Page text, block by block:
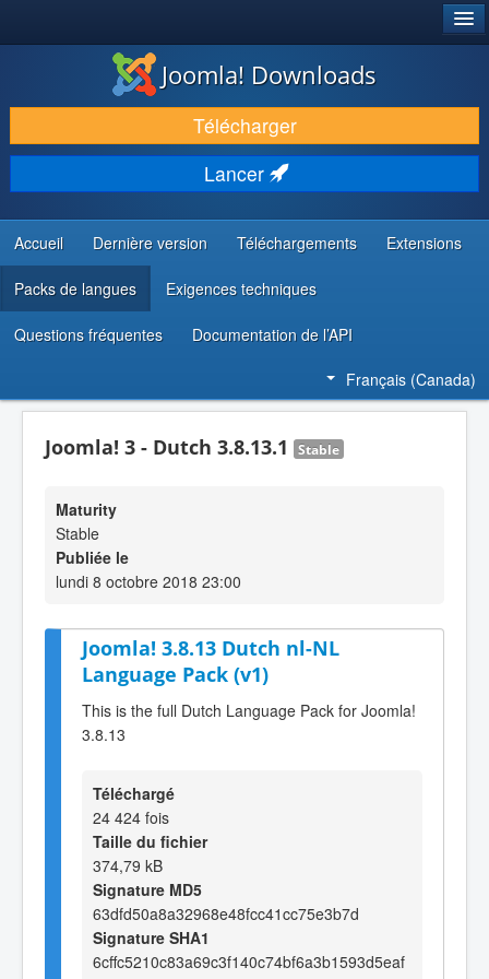
TÉLÉCHARGER & ENRICHIR
DÉCOUVRIR & APPRENDRE
COMMUNAUTÉ & SUPPORT
RESSOURCES DÉVELOPPEURS
Joomla! Downloads
Télécharger
Lancer
Accueil Dernière version Téléchargements Extensions
Packs de langues Exigences techniques
Questions fréquentes Documentation de l’API
Français (Canada)
Joomla! 3 - Dutch 3.8.13.1 Stable
Maturity
Stable
Publiée le
lundi 8 octobre 2018 23:00
Joomla! 3.8.13 Dutch nl-NL
Language Pack (v1)
This is the full Dutch Language Pack for Joomla!
3.8.13
Téléchargé
24 424 fois
Taille du fichier
374,79 kB
Signature MD5
63dfd50a8a32968e48fcc41cc75e3b7d
Signature SHA1
6cffc5210c83a69c3f140c74bf6a3b1593d5eaf